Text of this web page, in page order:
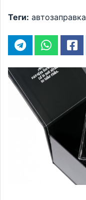
Теги: автозаправка